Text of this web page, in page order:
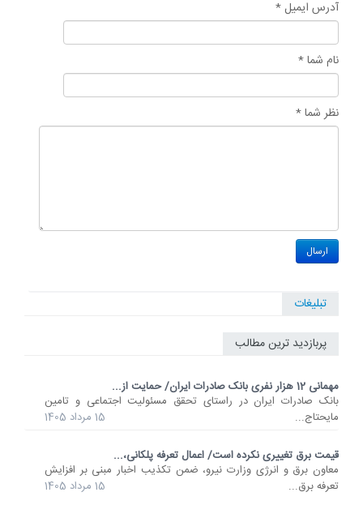
آدرس ایمیل *
نام شما *
نظر شما *
تبلیغات
پربازدید ترین مطالب
مهمانی 12 هزار نفری بانک صادرات ایران/ حمایت از...
​بانک صادرات ایران در راستای تحقق مسئولیت اجتماعی و تامین
مایحتاج...
15 مرداد 1405
قیمت برق تغییری نکرده است/ اعمال تعرفه پلکانی،...
معاون برق و انرژی وزارت نیرو، ضمن تکذیب اخبار مبنی بر افزایش
تعرفه برق...
15 مرداد 1405